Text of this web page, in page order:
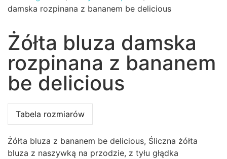
damska rozpinana z bananem be delicious
Żółta bluza damska
rozpinana z bananem
be delicious
Tabela rozmiarów
Żółta bluza z bananem be delicious, Śliczna żółta
bluza z naszywką na przodzie, z tyłu głądka